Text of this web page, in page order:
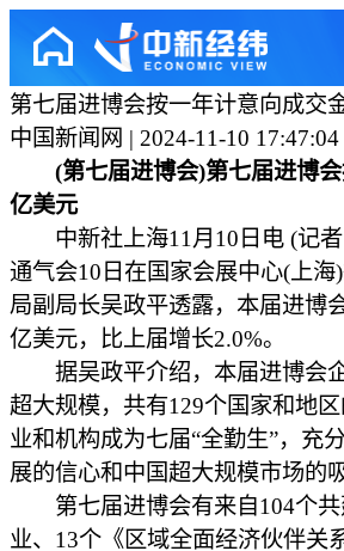
第七届进博会按一年计意向成交
中国新闻网 | 2024-11-10 17:47:04
(第七届进博会)第七届进博
亿美元
中新社上海11月10日电 (记者
通气会10日在国家会展中心(上
局副局长吴政平透露，本届进博
亿美元，比上届增长2.0%。
据吴政平介绍，本届进博会
超大规模，共有129个国家和地
业和机构成为七届“全勤生”，充
展的信心和中国超大规模市场的
第七届进博会有来自104个共
业、13个《区域全面经济伙伴关